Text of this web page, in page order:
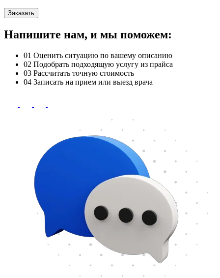
Заказать
Напишите нам, и мы поможем:
01 Оценить ситуацию по вашему описанию
02 Подобрать подходящую услугу из прайса
03 Рассчитать точную стоимость
04 Записать на прием или выезд врача